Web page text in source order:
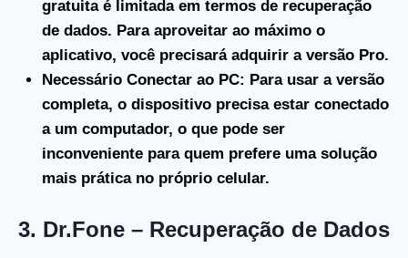
gratuita é limitada em termos de recuperação
de dados. Para aproveitar ao máximo o
aplicativo, você precisará adquirir a versão Pro.
Necessário Conectar ao PC: Para usar a versão
completa, o dispositivo precisa estar conectado
a um computador, o que pode ser
inconveniente para quem prefere uma solução
mais prática no próprio celular.
3. Dr.Fone – Recuperação de Dados